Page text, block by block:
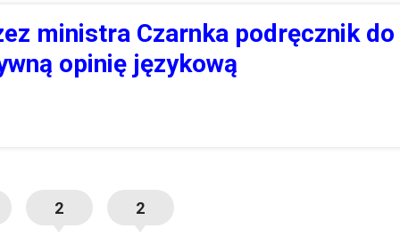
ministra Czarnka podręcznik
opinię językową
2 2